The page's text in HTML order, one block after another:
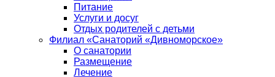
Питание
Услуги и досуг
Отдых родителей с детьми
Филиал «Санаторий «Дивноморское»
О санатории
Размещение
Лечение